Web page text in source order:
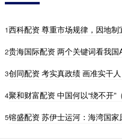
1西科配资 尊重市场规律，因地
2贵海国际配资 两个关键词看我国
3创同配资 考实真政绩 画准实干人
4聚和财富配资 中国何以“绕不开”
5镕盛配资 苏伊士运河：海湾国